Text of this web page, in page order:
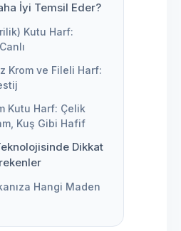
İyi Temsil Eder?
Kutu Harf:
Krom ve Fileli Harf:
Kutu Harf: Çelik
Kuş Gibi Hafif
Dikkat
Hangi Maden